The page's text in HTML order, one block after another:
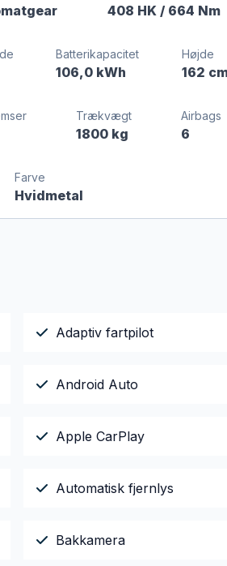
408 HK / 664 Nm
Batterikapacitet
106,0 kWh
Højde
162
Trækvægt
1800 kg
Airbags
6
Farve
Hvidmetal
Adaptiv fartpilot
Android Auto
Apple CarPlay
Automatisk fjernlys
Bakkamera